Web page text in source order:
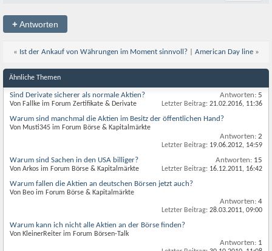
+Antworten
« Ist der Ankauf von Währungen im Moment sinnvoll?| American Day line »
Ähnliche Themen
Sind Derivate sicherer als normale Aktien?
Von Fallke im Forum Zertifikate & Derivate
Antworten: 5
Letzter Beitrag: 21.02.2016, 11:36
Warum sind manchmal die Aktien im Besitz der öffentlichen Hand?
Von Musti345 im Forum Börse & Kapitalmärkte
Antworten: 2
Letzter Beitrag: 19.06.2012, 14:59
Warum sind Sachen in den USA billiger?
Von Arkos im Forum Börse & Kapitalmärkte
Antworten: 15
Letzter Beitrag: 16.12.2011, 16:42
Warum fallen die Aktien an deutschen Börsen jetzt auch?
Von Beo im Forum Börse & Kapitalmärkte
Antworten: 4
Letzter Beitrag: 28.03.2011, 09:00
Warum kann ich nicht alle Aktien an der Börse finden?
Von KleinerReiter im Forum Börsen-Talk
Antworten: 1